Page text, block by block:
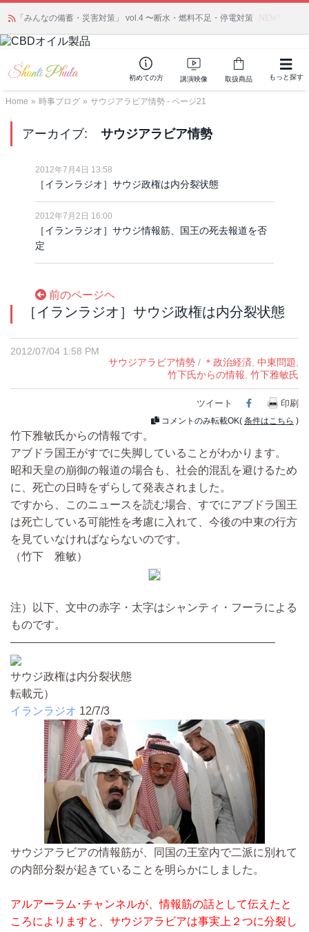
「みんなの備蓄・災害対策」 vol.4 〜断水・燃料不足・停電対策 NEW!
初めての方 講演映像 取扱商品 もっと探す
Home » 時事ブログ » サウジアラビア情勢 - ページ21
アーカイブ: サウジアラビア情勢
2012年7月4日 13:58
［イランラジオ］サウジ政権は内分裂状態
2012年7月2日 16:00
［イランラジオ］サウジ情報筋、国王の死去報道を否
定
前のページヘ
［イランラジオ］サウジ政権は内分裂状態
2012/07/04 1:58 PM
サウジアラビア情勢 / ＊政治経済 中東問題
竹下氏からの情報 竹下雅敏氏
ツイート Facebook
印刷
コメントのみ転載OK( 条件はこちら )
竹下雅敏氏からの情報です。
アブドラ国王がすでに失脚していることがわかります。
昭和天皇の崩御の報道の場合も、社会的混乱を避けるため
に、死亡の日時をずらして発表されました。
ですから、このニュースを読む場合、すでにアブドラ国王
は死亡している可能性を考慮に入れて、今後の中東の行方
を見ていなければならないのです。
（竹下 雅敏）
注）以下、文中の赤字・太字はシャンティ・フーラによる
ものです。
————————————————————————
サウジ政権は内分裂状態
転載元）
イランラジオ 12/7/3
サウジアラビアの情報筋が、同国の王室内で二派に別れて
の内部分裂が起きていることを明らかにしました。
アルアーラム･チャンネルが、情報筋の話として伝えたと
ころによりますと、サウジアラビアは事実上２つに分裂し